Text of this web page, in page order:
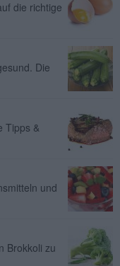
die richtige
Die
Tipps &
und
Brokkoli zu